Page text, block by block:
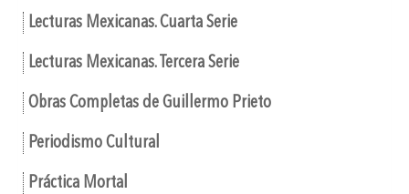
Lecturas Mexicanas. Cuarta Serie
Lecturas Mexicanas. Tercera Serie
Obras Completas de Guillermo Prieto
Periodismo Cultural
Práctica Mortal